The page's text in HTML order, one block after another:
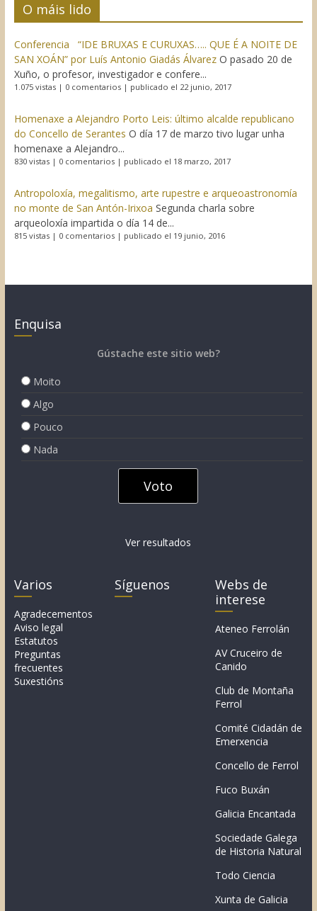
O máis lido
Conferencia “IDE BRUXAS E CURUXAS….. QUE É A NOITE DE
SAN XOÁN” por Luís Antonio Giadás Álvarez O pasado 20 de
Xuño, o profesor, investigador e confere...
1.075 vistas| 0 comentarios| publicado el 22 junio, 2017
Homenaxe a Alejandro Porto Leis: último alcalde republicano
do Concello de Serantes O día 17 de marzo tivo lugar unha
homenaxe a Alejandro...
830 vistas| 0 comentarios| publicado el 18 marzo, 2017
Antropoloxía, megalitismo, arte rupestre e arqueoastronomía
no monte de San Antón-Irixoa Segunda charla sobre
arqueoloxía impartida o día 14 de...
815 vistas| 0 comentarios| publicado el 19 junio, 2016
Enquisa
Gústache este sitio web?
Moito
Algo
Pouco
Nada
Ver resultados
Varios
Agradecementos
Aviso legal
Estatutos
Preguntas
frecuentes
Suxestións
Síguenos
Webs de
interese
Ateneo Ferrolán
AV Cruceiro de
Canido
Club de Montaña
Ferrol
Comité Cidadán de
Emerxencia
Concello de Ferrol
Fuco Buxán
Galicia Encantada
Sociedade Galega
de Historia Natural
Todo Ciencia
Xunta de Galicia